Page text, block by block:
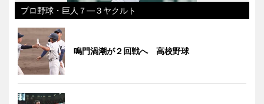
プロ野球・巨人７―３ヤクルト
鳴門渦潮が２回戦へ 高校野球